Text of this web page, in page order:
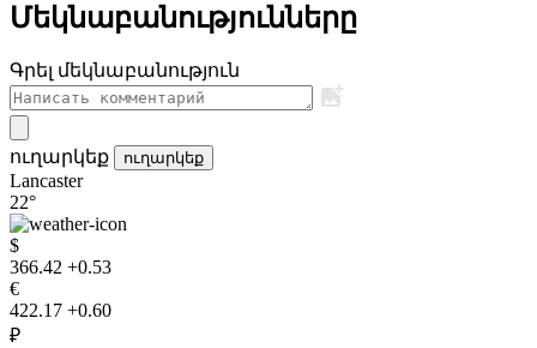
Մեկնաբանությունները
Գրել մեկնաբանություն
ուղարկեք ուղարկեք
Lancaster
22°
$
366.42 +0.53
€
422.17 +0.60
₽